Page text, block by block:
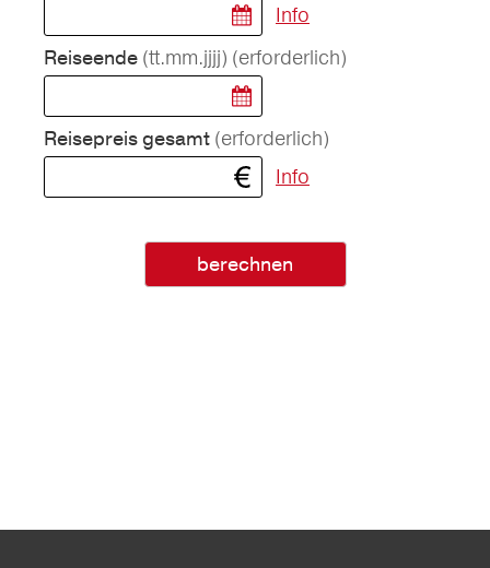
Info
Reiseende (tt.mm.jjjj) (erforderlich)
Reisepreis gesamt (erforderlich)
Info
berechnen